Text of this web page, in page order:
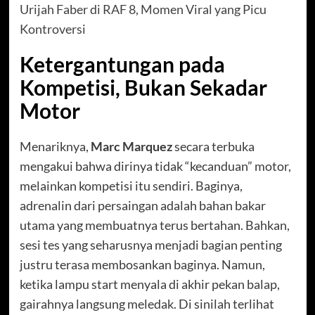
Urijah Faber di RAF 8, Momen Viral yang Picu
Kontroversi
Ketergantungan pada
Kompetisi, Bukan Sekadar
Motor
Menariknya, Marc Marquezsecara terbuka
mengakui bahwa dirinya tidak “kecanduan” motor,
melainkan kompetisi itu sendiri. Baginya,
adrenalin dari persaingan adalah bahan bakar
utama yang membuatnya terus bertahan. Bahkan,
sesi tes yang seharusnya menjadi bagian penting
justru terasa membosankan baginya. Namun,
ketika lampu start menyala di akhir pekan balap,
gairahnya langsung meledak. Di sinilah terlihat